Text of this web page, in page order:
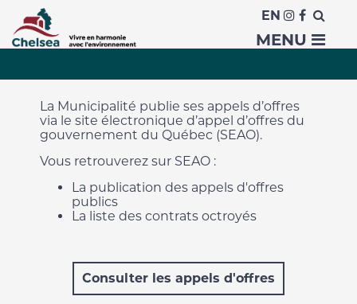
EN
MENU
Appels d’offres et contrats
La Municipalité publie ses appels d’offres
via le site électronique d’appel d’offres du
gouvernement du Québec (SEAO).
Vous retrouverez sur SEAO :
La publication des appels d'offres
publics
La liste des contrats octroyés
Consulter les appels d'offres